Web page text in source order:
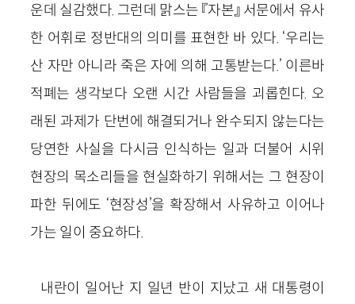
운데 실감했다. 그런데 맑스는 『자본』 서문에서 유사
한 어휘로 정반대의 의미를 표현한 바 있다. ‘우리는
산 자만 아니라 죽은 자에 의해 고통받는다.’ 이른바
적폐는 생각보다 오랜 시간 사람들을 괴롭힌다. 오
래된 과제가 단번에 해결되거나 완수되지 않는다는
당연한 사실을 다시금 인식하는 일과 더불어 시위
현장의 목소리들을 현실화하기 위해서는 그 현장이
파한 뒤에도 ‘현장성’을 확장해서 사유하고 이어나
가는 일이 중요하다.
내란이 일어난 지 일년 반이 지났고 새 대통령이